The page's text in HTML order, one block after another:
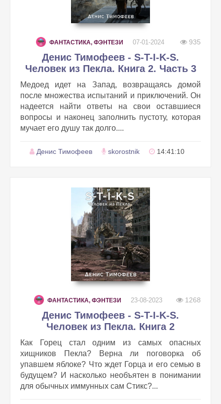
ФАНТАСТИКА, ФЭНТЕЗИ 07-01-2024 935
Денис Тимофеев - S-T-I-K-S.
Человек из Пекла. Книга 2. Часть 3
Медоед идет на Запад, возвращаясь домой
после множества испытаний и приключений. Он
надеется найти ответы на свои оставшиеся
вопросы и наконец заполнить пустоту, которая
мучает его душу так долго....
Денис Тимофеев skorostnik 14:41:10
ФАНТАСТИКА, ФЭНТЕЗИ 23-08-2023 1268
Денис Тимофеев - S-T-I-K-S.
Человек из Пекла. Книга 2
Как Горец стал одним из самых опасных
хищников Пекла? Верна ли поговорка об
упавшем яблоке? Что ждет Горца и его семью в
будущем? И насколько необъятен в понимании
для обычных иммунных сам Стикс?...